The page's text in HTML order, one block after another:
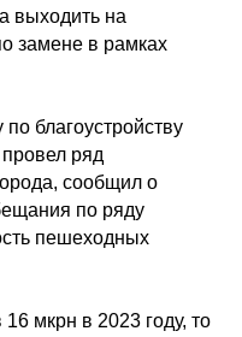
выходить на
замене в рамках
благоустройству
ряд
сообщил о
по ряду
пешеходных
мкрн в 2023 году, то